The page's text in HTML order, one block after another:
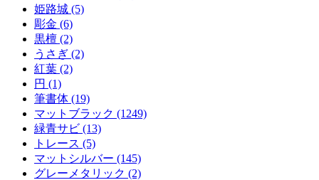
姫路城 (5)
彫金 (6)
黒檀 (2)
うさぎ (2)
紅葉 (2)
円 (1)
筆書体 (19)
マットブラック (1249)
緑青サビ (13)
トレース (5)
マットシルバー (145)
グレーメタリック (2)